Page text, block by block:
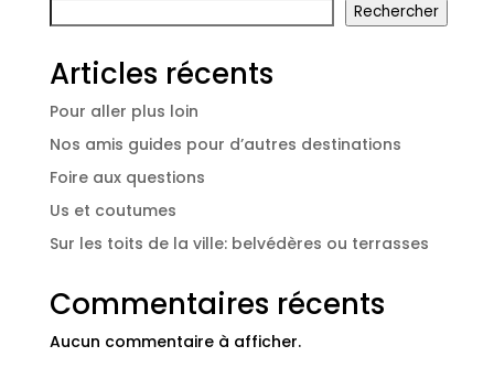
Rechercher
Articles récents
Pour aller plus loin
Nos amis guides pour d’autres destinations
Foire aux questions
Us et coutumes
Sur les toits de la ville: belvédères ou terrasses
Commentaires récents
Aucun commentaire à afficher.